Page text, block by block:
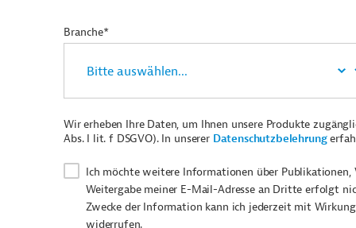
Branche*
Wir erheben Ihre Daten, um Ihnen unsere Produkte
Abs. I lit. f DSGVO). In unserer Datenschutzbelehrung
Ich möchte weitere Informationen über Publikationen,
Weitergabe meiner E-Mail-Adresse an Dritte erfolgt
Zwecke der Information kann ich jederzeit mit
widerrufen.